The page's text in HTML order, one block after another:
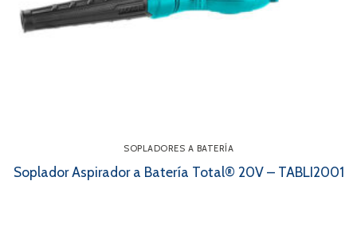
SOPLADORES A BATERÍA
Soplador Aspirador a Batería Total® 20V – TABLI2001